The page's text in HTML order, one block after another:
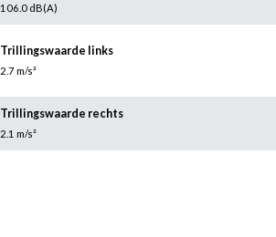
106.0 dB(A)
Trillingswaarde links
2.7 m/s²
Trillingswaarde rechts
2.1 m/s²